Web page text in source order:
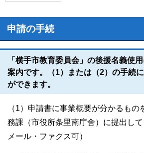
申請の手続
「横手市教育委員会」の後援名義使
案内です。（1）または（2）の手続
ができます。
（1）申請書に事業概要が分かるもの
務課（市役所条里南庁舎）に提出し
メール・ファクス可）